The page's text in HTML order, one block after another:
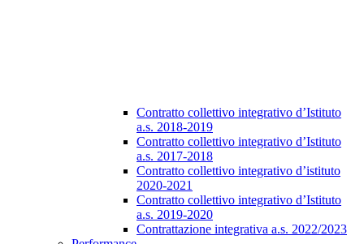
Contratto collettivo integrativo d’Istituto
a.s. 2018-2019
Contratto collettivo integrativo d’Istituto
a.s. 2017-2018
Contratto collettivo integrativo d’istituto
2020-2021
Contratto collettivo integrativo d’Istituto
a.s. 2019-2020
Contrattazione integrativa a.s. 2022/2023